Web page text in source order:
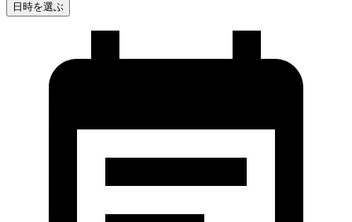
日時を選ぶ